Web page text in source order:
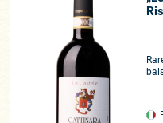
einen intensiven und
Frische, wie sie in den
Barbaresco im Zuge der
schwieriger zu erzeugen
Winzer auf das Alto
die erfolgsversprechende
klimatischen Wandels.